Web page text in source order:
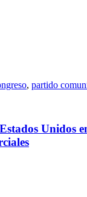
, partido
Unidos